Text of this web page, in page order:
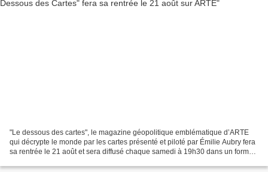
"Le dessous des cartes", le magazine géopolitique emblématique d’ARTE
qui décrypte le monde par les cartes présenté et piloté par Émilie Aubry fera
sa rentrée le 21 août et sera diffusé chaque samedi à 19h30 dans un format